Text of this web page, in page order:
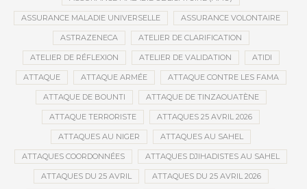
ASSURANCE MALADIE UNIVERSELLE ASSURANCE VOLONTAIRE
ASTRAZENECA ATELIER DE CLARIFICATION
ATELIER DE RÉFLEXION ATELIER DE VALIDATION ATIDI
ATTAQUE ATTAQUE ARMÉE ATTAQUE CONTRE LES FAMA
ATTAQUE DE BOUNTI ATTAQUE DE TINZAOUATÈNE
ATTAQUE TERRORISTE ATTAQUES 25 AVRIL 2026
ATTAQUES AU NIGER ATTAQUES AU SAHEL
ATTAQUES COORDONNÉES ATTAQUES DJIHADISTES AU SAHEL
ATTAQUES DU 25 AVRIL ATTAQUES DU 25 AVRIL 2026